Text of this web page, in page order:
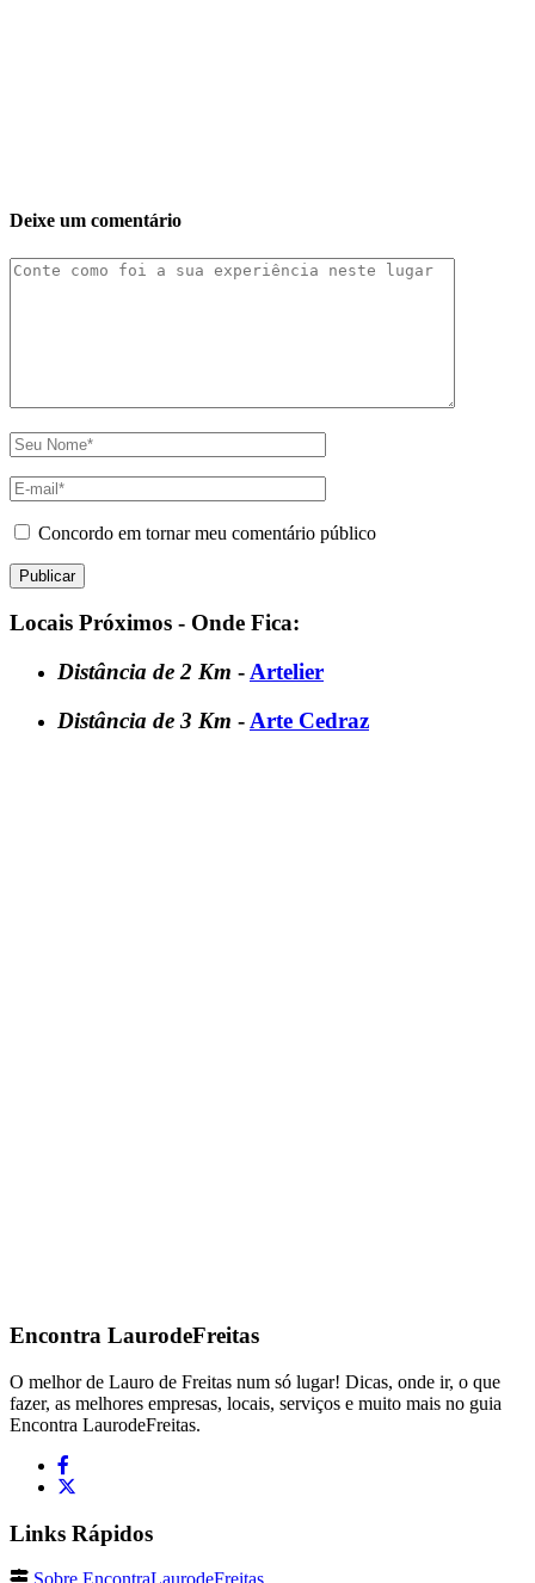
Deixe um comentário
Concordo em tornar meu comentário público
Locais Próximos - Onde Fica:
Distância de 2 Km - Artelier
Distância de 3 Km - Arte Cedraz
Encontra LaurodeFreitas
O melhor de Lauro de Freitas num só lugar! Dicas, onde ir, o que
fazer, as melhores empresas, locais, serviços e muito mais no guia
Encontra LaurodeFreitas.
Links Rápidos